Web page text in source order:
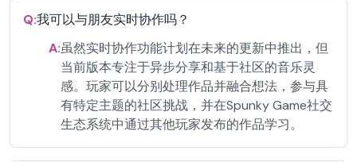
Q:我可以与朋友实时协作吗？
A:虽然实时协作功能计划在未来的更新中推出，但
当前版本专注于异步分享和基于社区的音乐灵
感。玩家可以分别处理作品并融合想法，参与具
有特定主题的社区挑战，并在Spunky Game社交
生态系统中通过其他玩家发布的作品学习。